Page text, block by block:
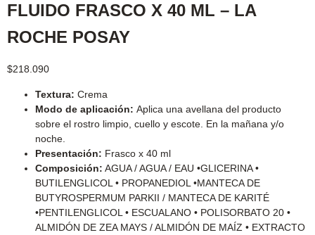
FLUIDO FRASCO X 40 ML – LA
ROCHE POSAY
$218.090
Textura: Crema
Modo de aplicación: Aplica una avellana del producto
sobre el rostro limpio, cuello y escote. En la mañana y/o
noche.
Presentación: Frasco x 40 ml
Composición: AGUA / AGUA / EAU •GLICERINA •
BUTILENGLICOL • PROPANEDIOL •MANTECA DE
BUTYROSPERMUM PARKII / MANTECA DE KARITÉ
•PENTILENGLICOL • ESCUALANO • POLISORBATO 20 •
ALMIDÓN DE ZEA MAYS / ALMIDÓN DE MAÍZ • EXTRACTO